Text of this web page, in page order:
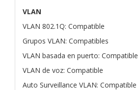
VLAN
VLAN 802.1Q: Compatible
Grupos VLAN: Compatibles
VLAN basada en puerto: Compatible
VLAN de voz: Compatible
Auto Surveillance VLAN: Compatible